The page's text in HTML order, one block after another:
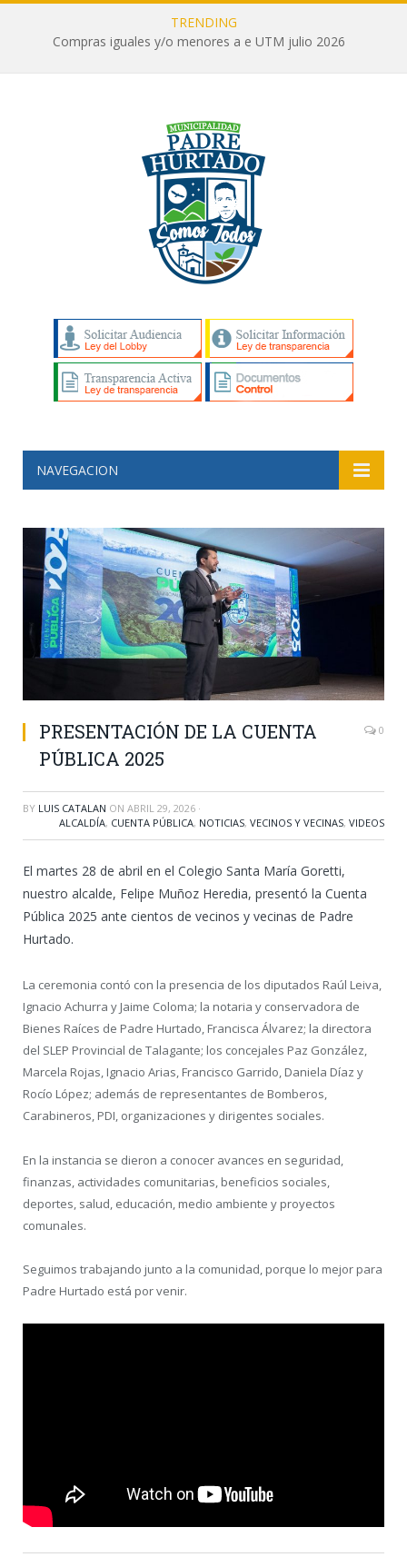
TRENDING
Compras iguales y/o menores a e UTM julio 2026
NAVEGACION
PRESENTACIÓN DE LA CUENTA
PÚBLICA 2025
0
BY LUIS CATALAN ON ABRIL 29, 2026 ·
ALCALDÍA, CUENTA PÚBLICA, NOTICIAS, VECINOS Y VECINAS, VIDEOS
El martes 28 de abril en el Colegio Santa María Goretti,
nuestro alcalde, Felipe Muñoz Heredia, presentó la Cuenta
Pública 2025 ante cientos de vecinos y vecinas de Padre
Hurtado.
La ceremonia contó con la presencia de los diputados Raúl Leiva,
Ignacio Achurra y Jaime Coloma; la notaria y conservadora de
Bienes Raíces de Padre Hurtado, Francisca Álvarez; la directora
del SLEP Provincial de Talagante; los concejales Paz González,
Marcela Rojas, Ignacio Arias, Francisco Garrido, Daniela Díaz y
Rocío López; además de representantes de Bomberos,
Carabineros, PDI, organizaciones y dirigentes sociales.
En la instancia se dieron a conocer avances en seguridad,
finanzas, actividades comunitarias, beneficios sociales,
deportes, salud, educación, medio ambiente y proyectos
comunales.
Seguimos trabajando junto a la comunidad, porque lo mejor para
Padre Hurtado está por venir.